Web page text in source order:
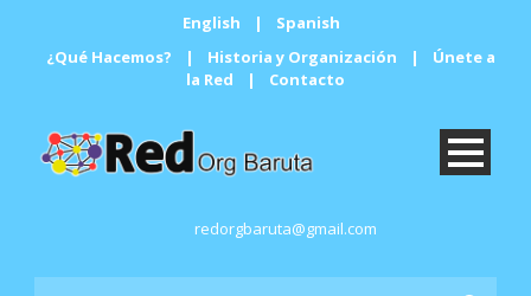
English |
Spanish
¿Qué Hacemos?
| Historia y Organización |
Únete a
la Red
| Contacto
redorgbaruta@gmail.com